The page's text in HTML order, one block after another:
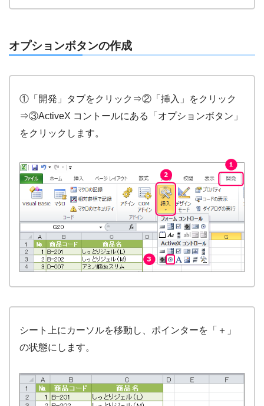
オプションボタンの作成
①「開発」タブをクリック⇒②「挿入」をクリック
⇒③ActiveX コントールにある「オプションボタン」
をクリックします。
シート上にカーソルを移動し、ポインターを「＋」
の状態にします。